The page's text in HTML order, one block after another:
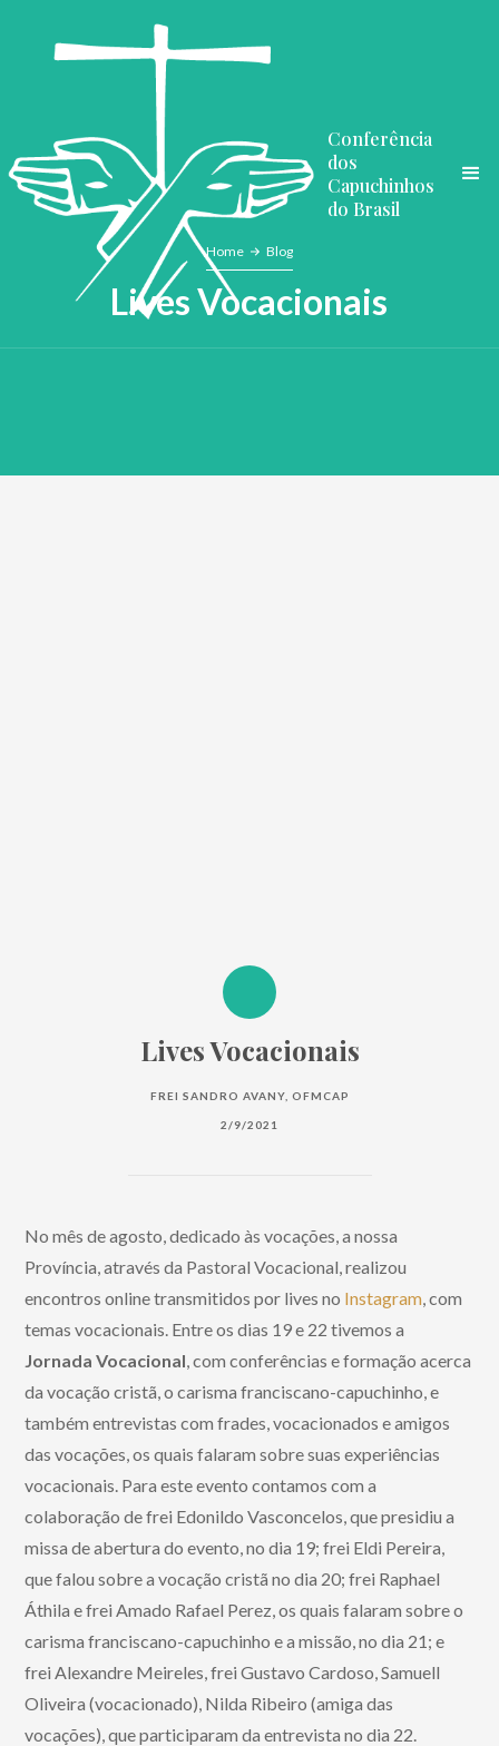
Conferência
dos
Capuchinhos
do Brasil
Home Blog
Lives Vocacionais
Lives Vocacionais
FREI SANDRO AVANY, OFMCAP
2/9/2021
No mês de agosto, dedicado às vocações, a nossa
Província, através da Pastoral Vocacional, realizou
encontros online transmitidos por lives no Instagram, com
temas vocacionais. Entre os dias 19 e 22 tivemos a
Jornada Vocacional, com conferências e formação acerca
da vocação cristã, o carisma franciscano-capuchinho, e
também entrevistas com frades, vocacionados e amigos
das vocações, os quais falaram sobre suas experiências
vocacionais. Para este evento contamos com a
colaboração de frei Edonildo Vasconcelos, que presidiu a
missa de abertura do evento, no dia 19; frei Eldi Pereira,
que falou sobre a vocação cristã no dia 20; frei Raphael
Áthila e frei Amado Rafael Perez, os quais falaram sobre o
carisma franciscano-capuchinho e a missão, no dia 21; e
frei Alexandre Meireles, frei Gustavo Cardoso, Samuell
Oliveira (vocacionado), Nilda Ribeiro (amiga das
vocações), que participaram da entrevista no dia 22.